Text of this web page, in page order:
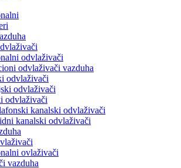
odvlaživači
odvlaživači vazduha
odvlaživači
odvlaživači
odvlaživači
kanalski odvlaživači
kanalski odvlaživači
ovlaživači
vazduha